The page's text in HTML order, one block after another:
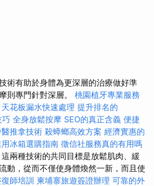
術有助於身體為更深層的治療做好準
則專門針對深層。 桃園植牙專業服務
天花板漏水快速處理 提升排名的
全身放鬆按摩 SEO的真正含義 便捷
推拿技術 殺蟑螂高效方案 經濟實惠的
冰箱選購指南 徵信社服務真的有用嗎
這兩種技術的共同目標是放鬆肌肉、緩
動，從而不僅使身體煥然一新，而且使
師培訓 柬埔寨旅遊簽證辦理 可靠的外